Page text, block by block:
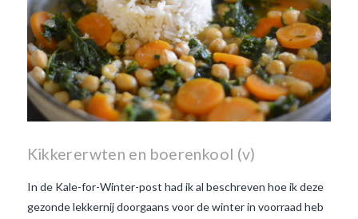
Kikkererwten en boerenkool (v)
In de Kale-for-Winter-post had ik al beschreven hoe ik deze
gezonde lekkernij doorgaans voor de winter in voorraad heb